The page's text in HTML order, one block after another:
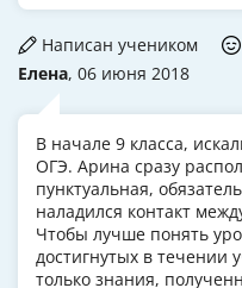
Елена, 06 июня 2018
Написан учеником
В начале 9 класса,
ОГЭ. Арина сразу
пунктуальная,
наладился контакт
Чтобы лучше понять
достигнутых в течении
только знания,